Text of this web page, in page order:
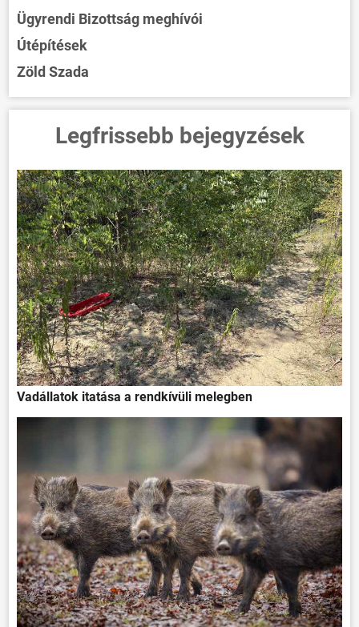
Ügyrendi Bizottság meghívói
Útépítések
Zöld Szada
Legfrissebb bejegyzések
Vadállatok itatása a rendkívüli melegben